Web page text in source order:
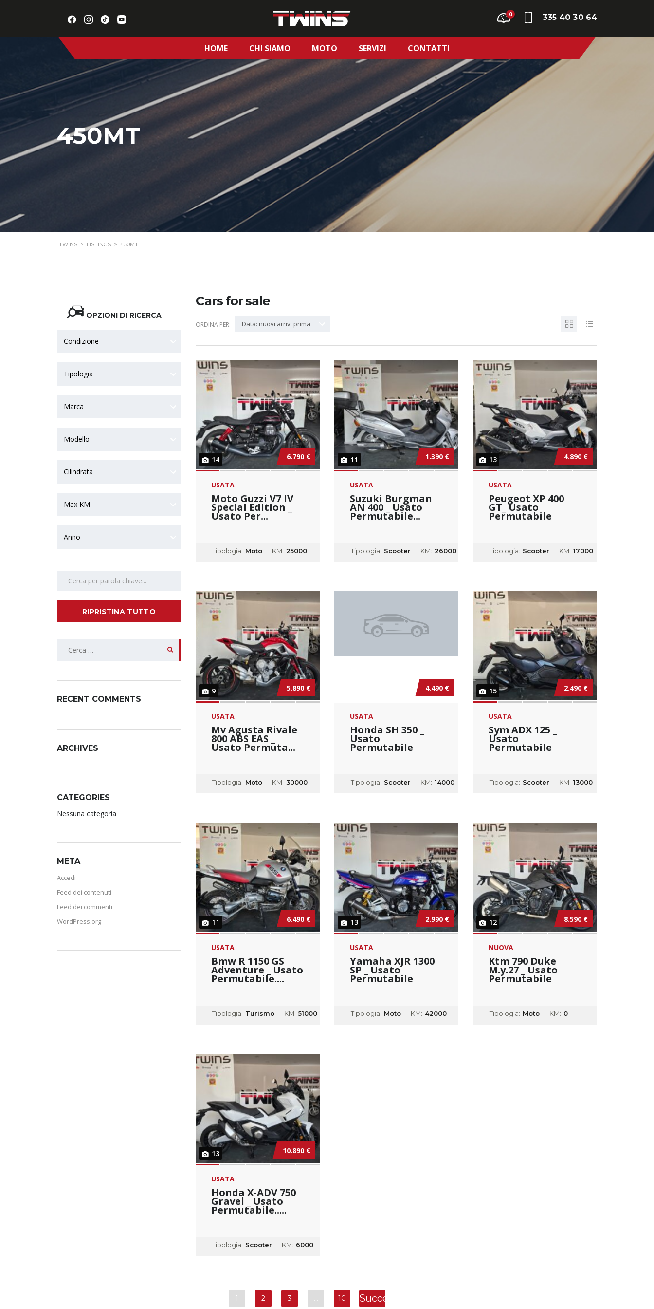
335 40 30 64
0
HOME CHI SIAMO MOTO SERVIZI CONTATTI
450MT
TWINS > LISTINGS > 450MT
OPZIONI DI RICERCA
Condizione
Tipologia
Marca
Modello
Cilindrata
Max KM
Anno
RIPRISTINA TUTTO
RECENT COMMENTS
ARCHIVES
CATEGORIES
Nessuna categoria
META
Accedi
Feed dei contenuti
Feed dei commenti
WordPress.org
Cars for sale
ORDINA PER: Data: nuovi arrivi prima
14 6.790 €
USATA
Moto Guzzi V7 IV
Special Edition _
Usato Per...
Tipologia: Moto KM: 25000
11 1.390 €
USATA
Suzuki Burgman
AN 400 _ Usato
Permutabile...
Tipologia: Scooter KM: 26000
13 4.890 €
USATA
Peugeot XP 400
GT_ Usato
Permutabile
Tipologia: Scooter KM: 17000
9 5.890 €
USATA
Mv Agusta Rivale
800 ABS EAS _
Usato Permuta...
Tipologia: Moto KM: 30000
4.490 €
USATA
Honda SH 350 _
Usato
Permutabile
Tipologia: Scooter KM: 14000
15 2.490 €
USATA
Sym ADX 125 _
Usato
Permutabile
Tipologia: Scooter KM: 13000
11 6.490 €
USATA
Bmw R 1150 GS
Adventure _ Usato
Permutabile....
Tipologia: Turismo KM: 51000
13 2.990 €
USATA
Yamaha XJR 1300
SP _ Usato
Permutabile
Tipologia: Moto KM: 42000
12 8.590 €
NUOVA
Ktm 790 Duke
M.y.27 _ Usato
Permutabile
Tipologia: Moto KM: 0
13 10.890 €
USATA
Honda X-ADV 750
Gravel _ Usato
Permutabile.....
Tipologia: Scooter KM: 6000
1 2 3 … 10 Successivo